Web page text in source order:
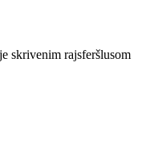
skrivenim rajsferšlusom